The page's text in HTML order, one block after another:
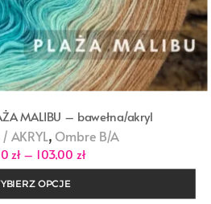
MALIBU – bawełna/akryl
AKRYL, Ombre B/A
zł – 103,00 złZakres
cen:
do
OPCJE